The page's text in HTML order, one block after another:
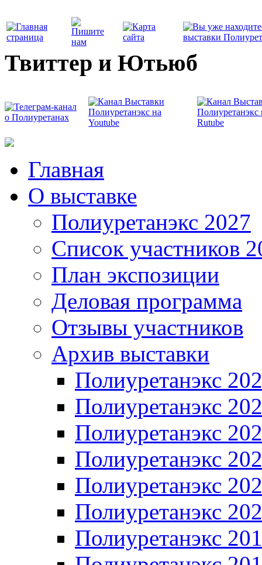
Твиттер и Ютьюб
Главная
О выставке
Полиуретанэкс 2027
Список участников
План экспозиции
Деловая программа
Отзывы участников
Архив выставки
Полиуретанэкс
Полиуретанэкс
Полиуретанэкс
Полиуретанэкс
Полиуретанэкс
Полиуретанэкс
Полиуретанэкс